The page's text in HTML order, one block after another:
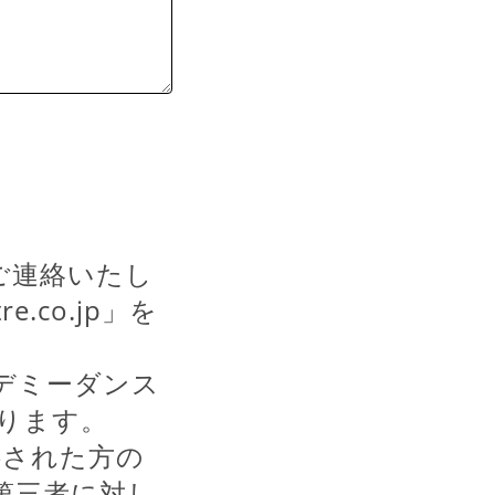
絡いたし
」を
ミーダンス
す。
れた方の